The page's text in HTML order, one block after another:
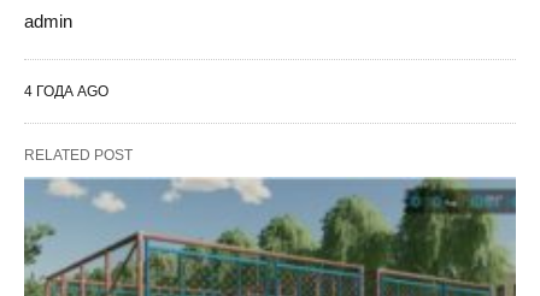
admin
4 ГОДА AGO
RELATED POST